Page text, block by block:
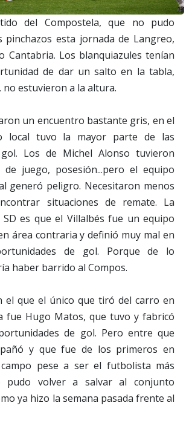
del Compostela, que no pudo
pinchazos esta jornada de Langreo,
Cantabria. Los blanquiazules tenían
de dar un salto en la tabla,
no estuvieron a la altura.
un encuentro bastante gris, en el
local tuvo la mayor parte de las
Los de Michel Alonso tuvieron
juego, posesión...pero el equipo
generó peligro. Necesitaron menos
situaciones de remate. La
es que el Villalbés fue un equipo
área contraria y definió muy mal en
de gol. Porque de lo
haber barrido al Compos.
el que el único que tiró del carro en
fue Hugo Matos, que tuvo y fabricó
de gol. Pero entre que
y que fue de los primeros en
pese a ser el futbolista más
pudo volver a salvar al conjunto
ya hizo la semana pasada frente al